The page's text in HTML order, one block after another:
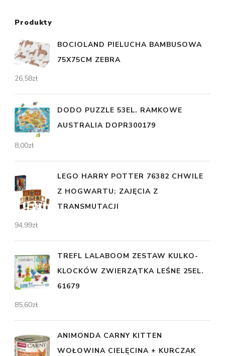
Produkty
BOCIOLAND PIELUCHA BAMBUSOWA
75X75CM ZEBRA
26,58zł
DODO PUZZLE 53EL. RAMKOWE
AUSTRALIA DOPR300179
8,00zł
LEGO HARRY POTTER 76382 CHWILE
Z HOGWARTU: ZAJĘCIA Z
TRANSMUTACJI
94,99zł
TREFL LALABOOM ZESTAW KULKO-
KLOCKÓW ZWIERZĄTKA LEŚNE 25EL.
61679
85,60zł
ANIMONDA CARNY KITTEN
WOŁOWINA CIELĘCINA + KURCZAK